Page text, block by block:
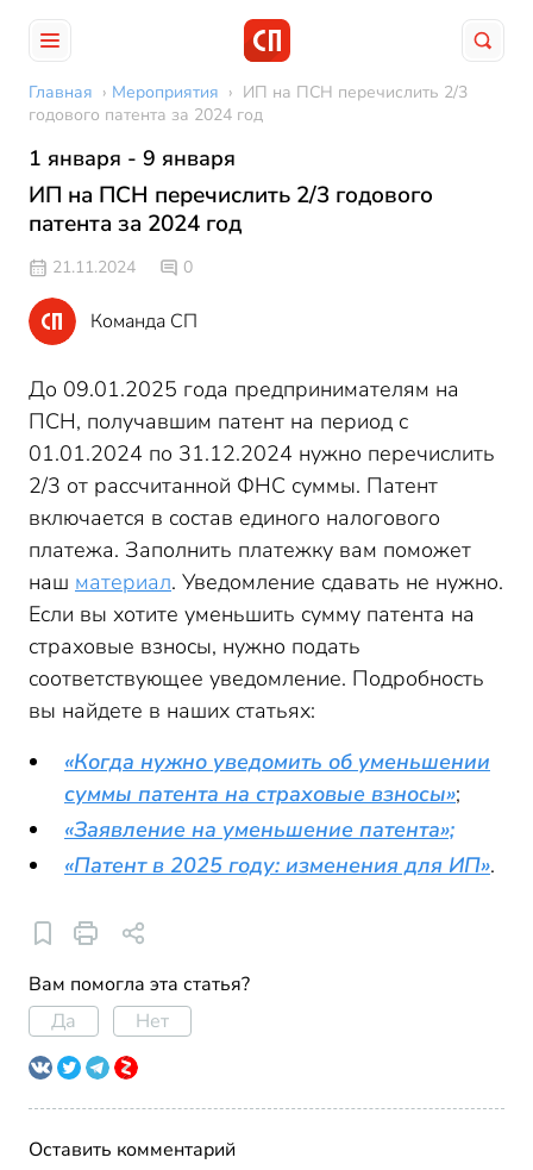
Главная › Мероприятия › ИП на ПСН перечислить 2/3
годового патента за 2024 год
1 января - 9 января
ИП на ПСН перечислить 2/3 годового
патента за 2024 год
21.11.2024 0
Команда СП
До 09.01.2025 года предпринимателям на
ПСН, получавшим патент на период с
01.01.2024 по 31.12.2024 нужно перечислить
2/3 от рассчитанной ФНС суммы. Патент
включается в состав единого налогового
платежа. Заполнить платежку вам поможет
наш материал. Уведомление сдавать не нужно.
Если вы хотите уменьшить сумму патента на
страховые взносы, нужно подать
соответствующее уведомление. Подробность
вы найдете в наших статьях:
«Когда нужно уведомить об уменьшении
суммы патента на страховые взносы»;
«Заявление на уменьшение патента»;
«Патент в 2025 году: изменения для ИП».
Вам помогла эта статья?
Да
Нет
Оставить комментарий